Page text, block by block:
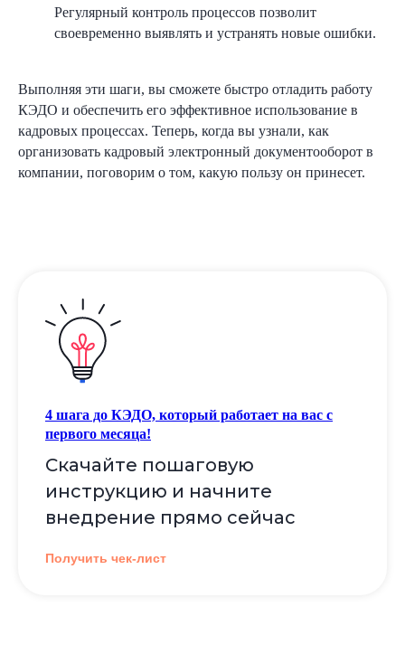
Регулярный контроль процессов позволит
своевременно выявлять и устранять новые ошибки.
Выполняя эти шаги, вы сможете быстро отладить работу
КЭДО и обеспечить его эффективное использование в
кадровых процессах. Теперь, когда вы узнали, как
организовать кадровый электронный документооборот в
компании, поговорим о том, какую пользу он принесет.
4 шага до КЭДО, который работает на вас с
первого месяца!
Скачайте пошаговую
инструкцию и начните
внедрение прямо сейчас
Получить чек-лист